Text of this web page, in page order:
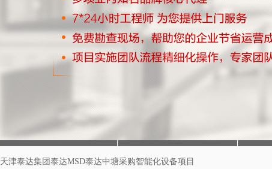
天津泰达集团泰达MSD泰达中塘采购智能化设备项目